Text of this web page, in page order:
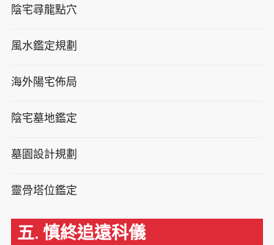
陰宅尋龍點穴
風水鑑定規劃
海外陽宅佈局
陰宅墓地鑑定
墓園設計規劃
靈骨塔位鑑定
五. 慎終追遠科儀